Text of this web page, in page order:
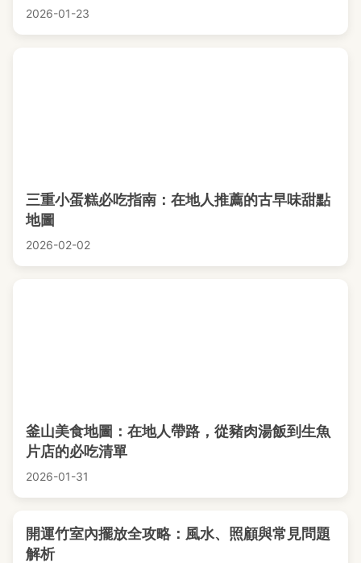
2026-01-23
三重小蛋糕必吃指南：在地人推薦的古早味甜點
地圖
2026-02-02
釜山美食地圖：在地人帶路，從豬肉湯飯到生魚
片店的必吃清單
2026-01-31
開運竹室內擺放全攻略：風水、照顧與常見問題
解析